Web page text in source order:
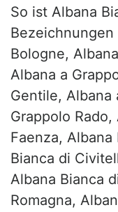
So ist Albana
Bezeichnungen
Bologne,
Albana a
Gentile, Albana
Grappolo
Faenza,
Bianca di
Albana Bianca
Romagna,